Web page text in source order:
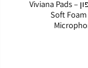
רפידות קצף למיקרופון – Viviana Pads
Soft